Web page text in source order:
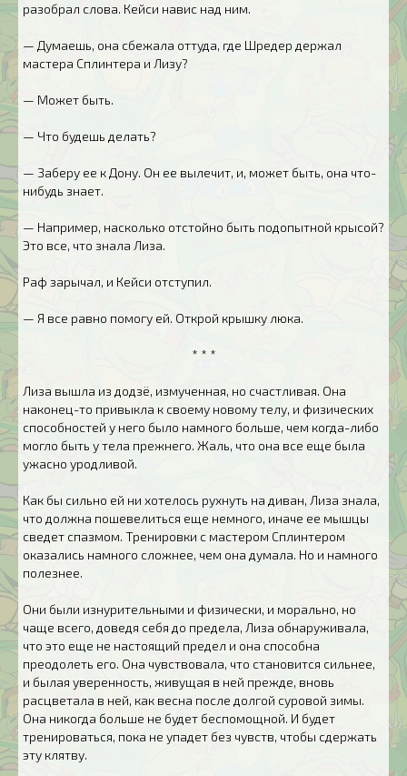
разобрал слова. Кейси навис над ним.
— Думаешь, она сбежала оттуда, где Шредер держал
мастера Сплинтера и Лизу?
— Может быть.
— Что будешь делать?
— Заберу ее к Дону. Он ее вылечит, и, может быть, она что-
нибудь знает.
— Например, насколько отстойно быть подопытной крысой?
Это все, что знала Лиза.
Раф зарычал, и Кейси отступил.
— Я все равно помогу ей. Открой крышку люка.
* * *
Лиза вышла из додзё, измученная, но счастливая. Она
наконец-то привыкла к своему новому телу, и физических
способностей у него было намного больше, чем когда-либо
могло быть у тела прежнего. Жаль, что она все еще была
ужасно уродливой.
Как бы сильно ей ни хотелось рухнуть на диван, Лиза знала,
что должна пошевелиться еще немного, иначе ее мышцы
сведет спазмом. Тренировки с мастером Сплинтером
оказались намного сложнее, чем она думала. Но и намного
полезнее.
Они были изнурительными и физически, и морально, но
чаще всего, доведя себя до предела, Лиза обнаруживала,
что это еще не настоящий предел и она способна
преодолеть его. Она чувствовала, что становится сильнее,
и былая уверенность, живущая в ней прежде, вновь
расцветала в ней, как весна после долгой суровой зимы.
Она никогда больше не будет беспомощной. И будет
тренироваться, пока не упадет без чувств, чтобы сдержать
эту клятву.